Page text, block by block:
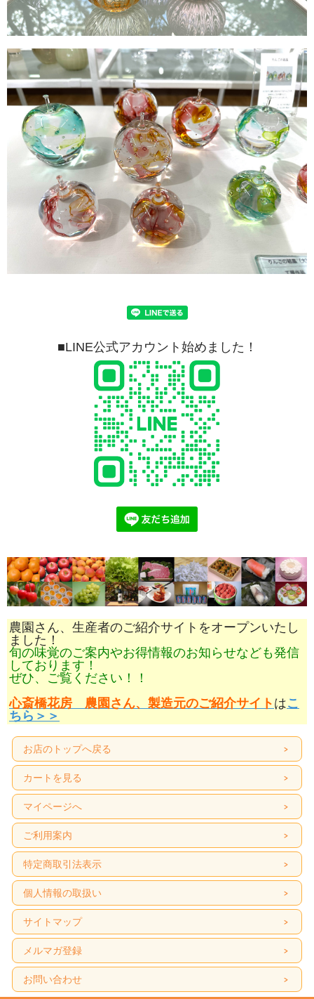
■LINE公式アカウント始めました！
農園さん、生産者のご紹介サイトをオープンいたし
ました！
旬の味覚のご案内やお得情報のお知らせなども発信
しております！
ぜひ、ご覧ください！！
心斎橋花房 農園さん、製造元のご紹介サイト はこ
ちら＞＞
お店のトップへ戻る
カートを見る
マイページへ
ご利用案内
特定商取引法表示
個人情報の取扱い
サイトマップ
メルマガ登録
お問い合わせ